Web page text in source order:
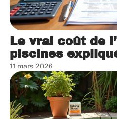
Le vrai coût de
piscines
11 mars 2026